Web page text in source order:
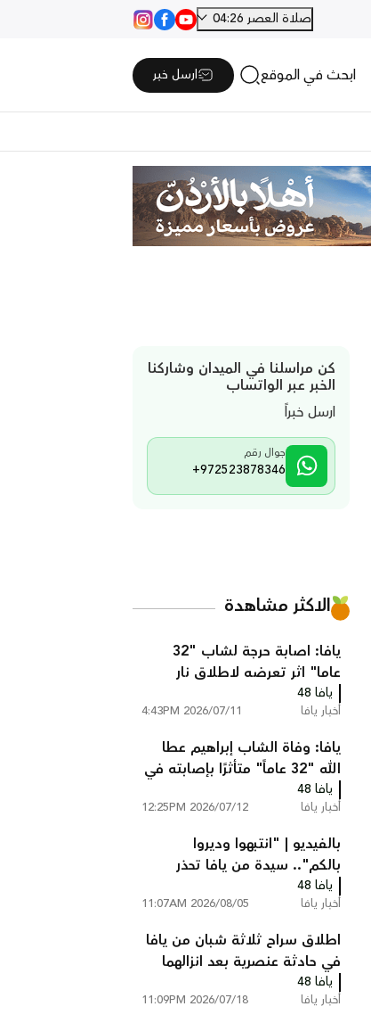
صلاة العصر 04:26
ابحث في الموقع ارسل خبر
كن مراسلنا في الميدان وشاركنا
الخبر عبر الواتساب
ارسل خبراً
جوال رقم
+972523878346
الاكثر مشاهدة
يافا: اصابة حرجة لشاب "32
عاما" اثر تعرضه لاطلاق نار
يافا 48
أخبار يافا 2026/07/11 4:43PM
يافا: وفاة الشاب إبراهيم عطا
الله "32 عاماً" متأثرًا بإصابته في
جريمة إطلاق نار
يافا 48
أخبار يافا 2026/07/12 12:25PM
بالفيديو | "انتبهوا وديروا
بالكم".. سيدة من يافا تحذر
الأهالي بعد حادثة مريبة أمام
منزلها
يافا 48
أخبار يافا 2026/08/05 11:07AM
اطلاق سراح ثلاثة شبان من يافا
في حادثة عنصرية بعد انزالهما
من الطائرة والتنكيل بهم. ما
القصة؟!
يافا 48
أخبار يافا 2026/07/18 11:09PM